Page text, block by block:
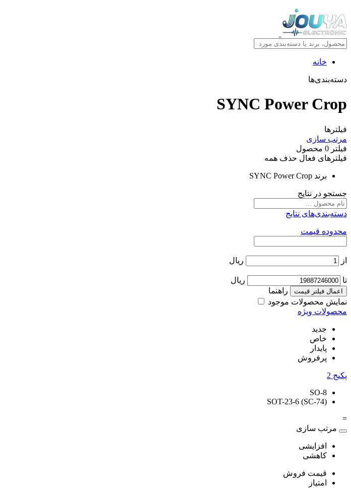
خانه
دسته‌بندی‌ها
SYNC Power Crop
فیلترها
مرتب سازی
فیلتر 0 محصول
فیلترهای فعال حذف همه
برند SYNC Power Crop
جستجو در نتایج
دسته‌بندی‌های نتایج
محدوده قیمت
از ریال
تا ریال
اعمال فیلتر قیمت
راهنما
نمایش محصولات موجود
محصولات ویژه
جدید
خاص
پایدار
پرفروش
پکیج 2
SO-8
SOT-23-6 (SC-74)
=
مرتب سازی
افزایشی
کاهشی
قیمت فروش
امتیاز